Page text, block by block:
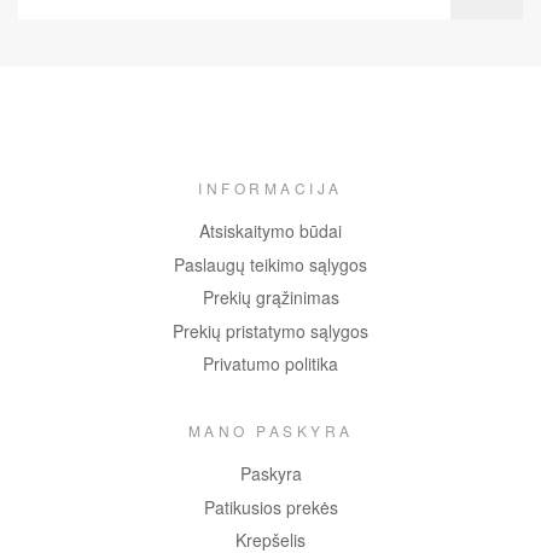
INFORMACIJA
Atsiskaitymo būdai
Paslaugų teikimo sąlygos
Prekių grąžinimas
Prekių pristatymo sąlygos
Privatumo politika
MANO PASKYRA
Paskyra
Patikusios prekės
Krepšelis